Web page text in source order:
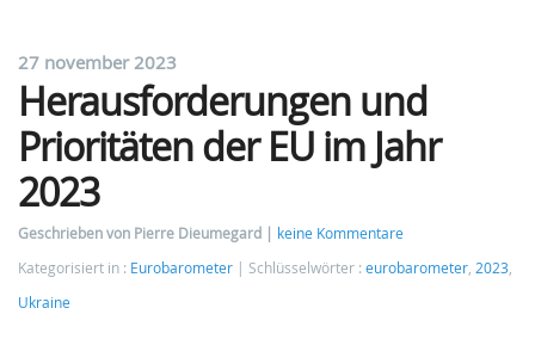
27 november 2023
Herausforderungen und
Prioritäten der EU im Jahr
2023
Geschrieben von Pierre Dieumegard
keine Kommentare
Kategorisiert in : Eurobarometer Schlüsselwörter : eurobarometer 2023
Ukraine